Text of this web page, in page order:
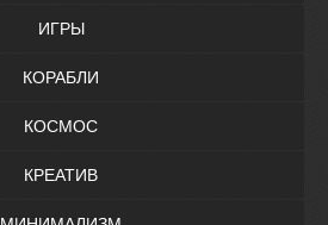
ИГРЫ
КОРАБЛИ
КОСМОС
КРЕАТИВ